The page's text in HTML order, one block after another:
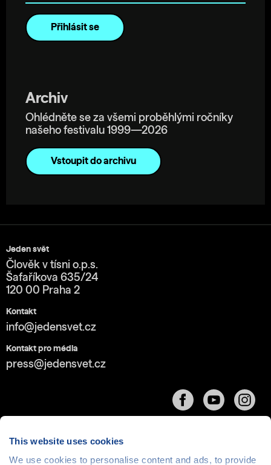
This website uses cookies
We use cookies to personalise content and ads, to provide
Archiv
Ohlédněte se za všemi proběhlými ročníky
našeho festivalu 1999—2026
Vstoupit do archivu
Jeden svět
Člověk v tísni o.p.s.
Šafaříkova 635/24
120 00 Praha 2
Kontakt
info@jedensvet.cz
Kontakt pro média
press@jedensvet.cz